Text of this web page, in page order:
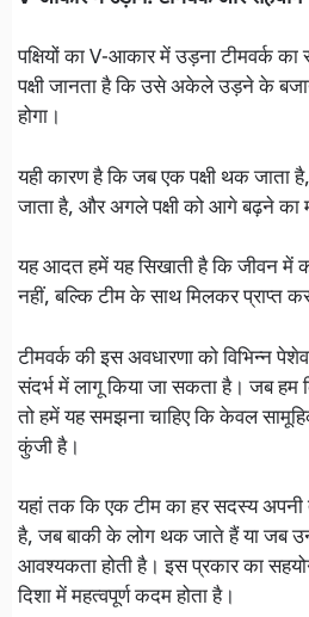
पक्षियों का V-आकार में उड़ना टीमवर्क
पक्षी जानता है कि उसे अकेले उड़ने के
होगा।
यही कारण है कि जब एक पक्षी थक जाता
जाता है, और अगले पक्षी को आगे बढ़ने का
यह आदत हमें यह सिखाती है कि जीवन में
नहीं, बल्कि टीम के साथ मिलकर प्राप्त
टीमवर्क की इस अवधारणा को विभिन्न
संदर्भ में लागू किया जा सकता है। जब हम
तो हमें यह समझना चाहिए कि केवल
कुंजी है।
यहां तक कि एक टीम का हर सदस्य
है, जब बाकी के लोग थक जाते हैं या जब
आवश्यकता होती है। इस प्रकार का
दिशा में महत्वपूर्ण कदम होता है।